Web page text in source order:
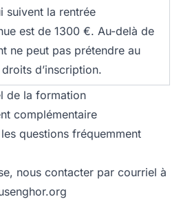
suivent la rentrée
est de 1300 €. Au-delà de
ne peut pas prétendre au
d’inscription.
de la formation
complémentaire
les questions fréquemment
nous contacter par courriel à